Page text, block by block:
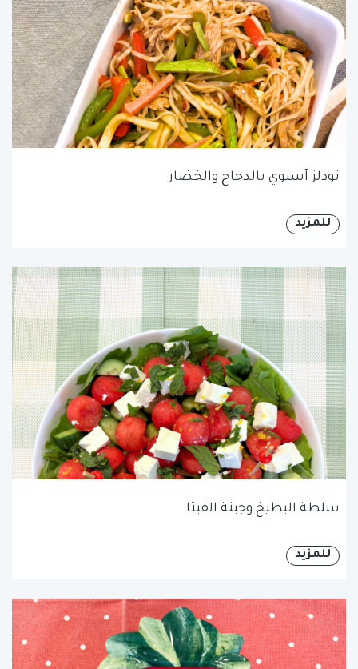
نودلز آسيوي بالدجاج والخضار
للمزيد
سلطة البطيخ وجبنة الفيتا
للمزيد